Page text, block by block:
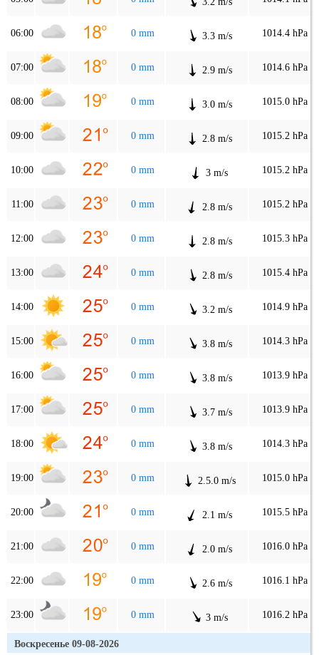
06:00 0 mm 3.3 m/s 1014.4 hPa
07:00 0 mm 2.9 m/s 1014.6 hPa
08:00 0 mm 3.0 m/s 1015.0 hPa
09:00 0 mm 2.8 m/s 1015.2 hPa
10:00 0 mm 3 m/s 1015.2 hPa
11:00 0 mm 2.8 m/s 1015.2 hPa
12:00 0 mm 2.8 m/s 1015.3 hPa
13:00 0 mm 2.8 m/s 1015.4 hPa
14:00 0 mm 3.2 m/s 1014.9 hPa
15:00 0 mm 3.8 m/s 1014.3 hPa
16:00 0 mm 3.8 m/s 1013.9 hPa
17:00 0 mm 3.7 m/s 1013.9 hPa
18:00 0 mm 3.8 m/s 1014.3 hPa
19:00 0 mm 2.5.0 m/s 1015.0 hPa
20:00 0 mm 2.1 m/s 1015.5 hPa
21:00 0 mm 2.0 m/s 1016.0 hPa
22:00 0 mm 2.6 m/s 1016.1 hPa
23:00 0 mm 3 m/s 1016.2 hPa
Воскресенье 09-08-2026